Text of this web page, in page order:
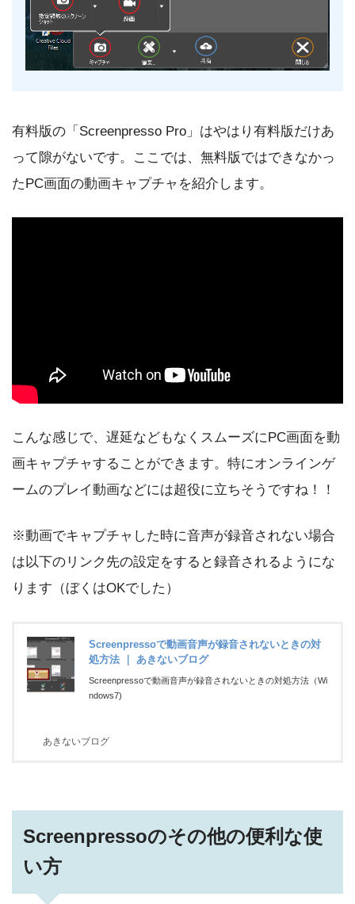
有料版の「Screenpresso Pro」はやはり有料版だけあ
って隙がないです。ここでは、無料版ではできなかっ
たPC画面の動画キャプチャを紹介します。
こんな感じで、遅延などもなくスムーズにPC画面を動
画キャプチャすることができます。特にオンラインゲ
ームのプレイ動画などには超役に立ちそうですね！！
※動画でキャプチャした時に音声が録音されない場合
は以下のリンク先の設定をすると録音されるようにな
ります（ぼくはOKでした）
Screenpressoで動画音声が録音されないときの対
処方法 ｜ あきないブログ
Screenpressoで動画音声が録音されないときの対処方法（Wi
ndows7)
あきないブログ
Screenpressoのその他の便利な使
い方